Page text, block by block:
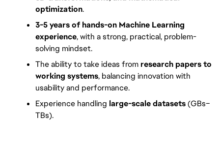
optimization.
3-5 years of hands-on Machine Learning
experience, with a strong, practical, problem-
solving mindset.
The ability to take ideas from research papers to
working systems, balancing innovation with
usability and performance.
Experience handling large-scale datasets (GBs–
TBs).